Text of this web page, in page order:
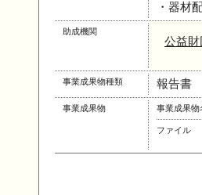
・器材
助成機関
公益
事業成果物種類 報告書
事業成果物 事業成果物
ファイル